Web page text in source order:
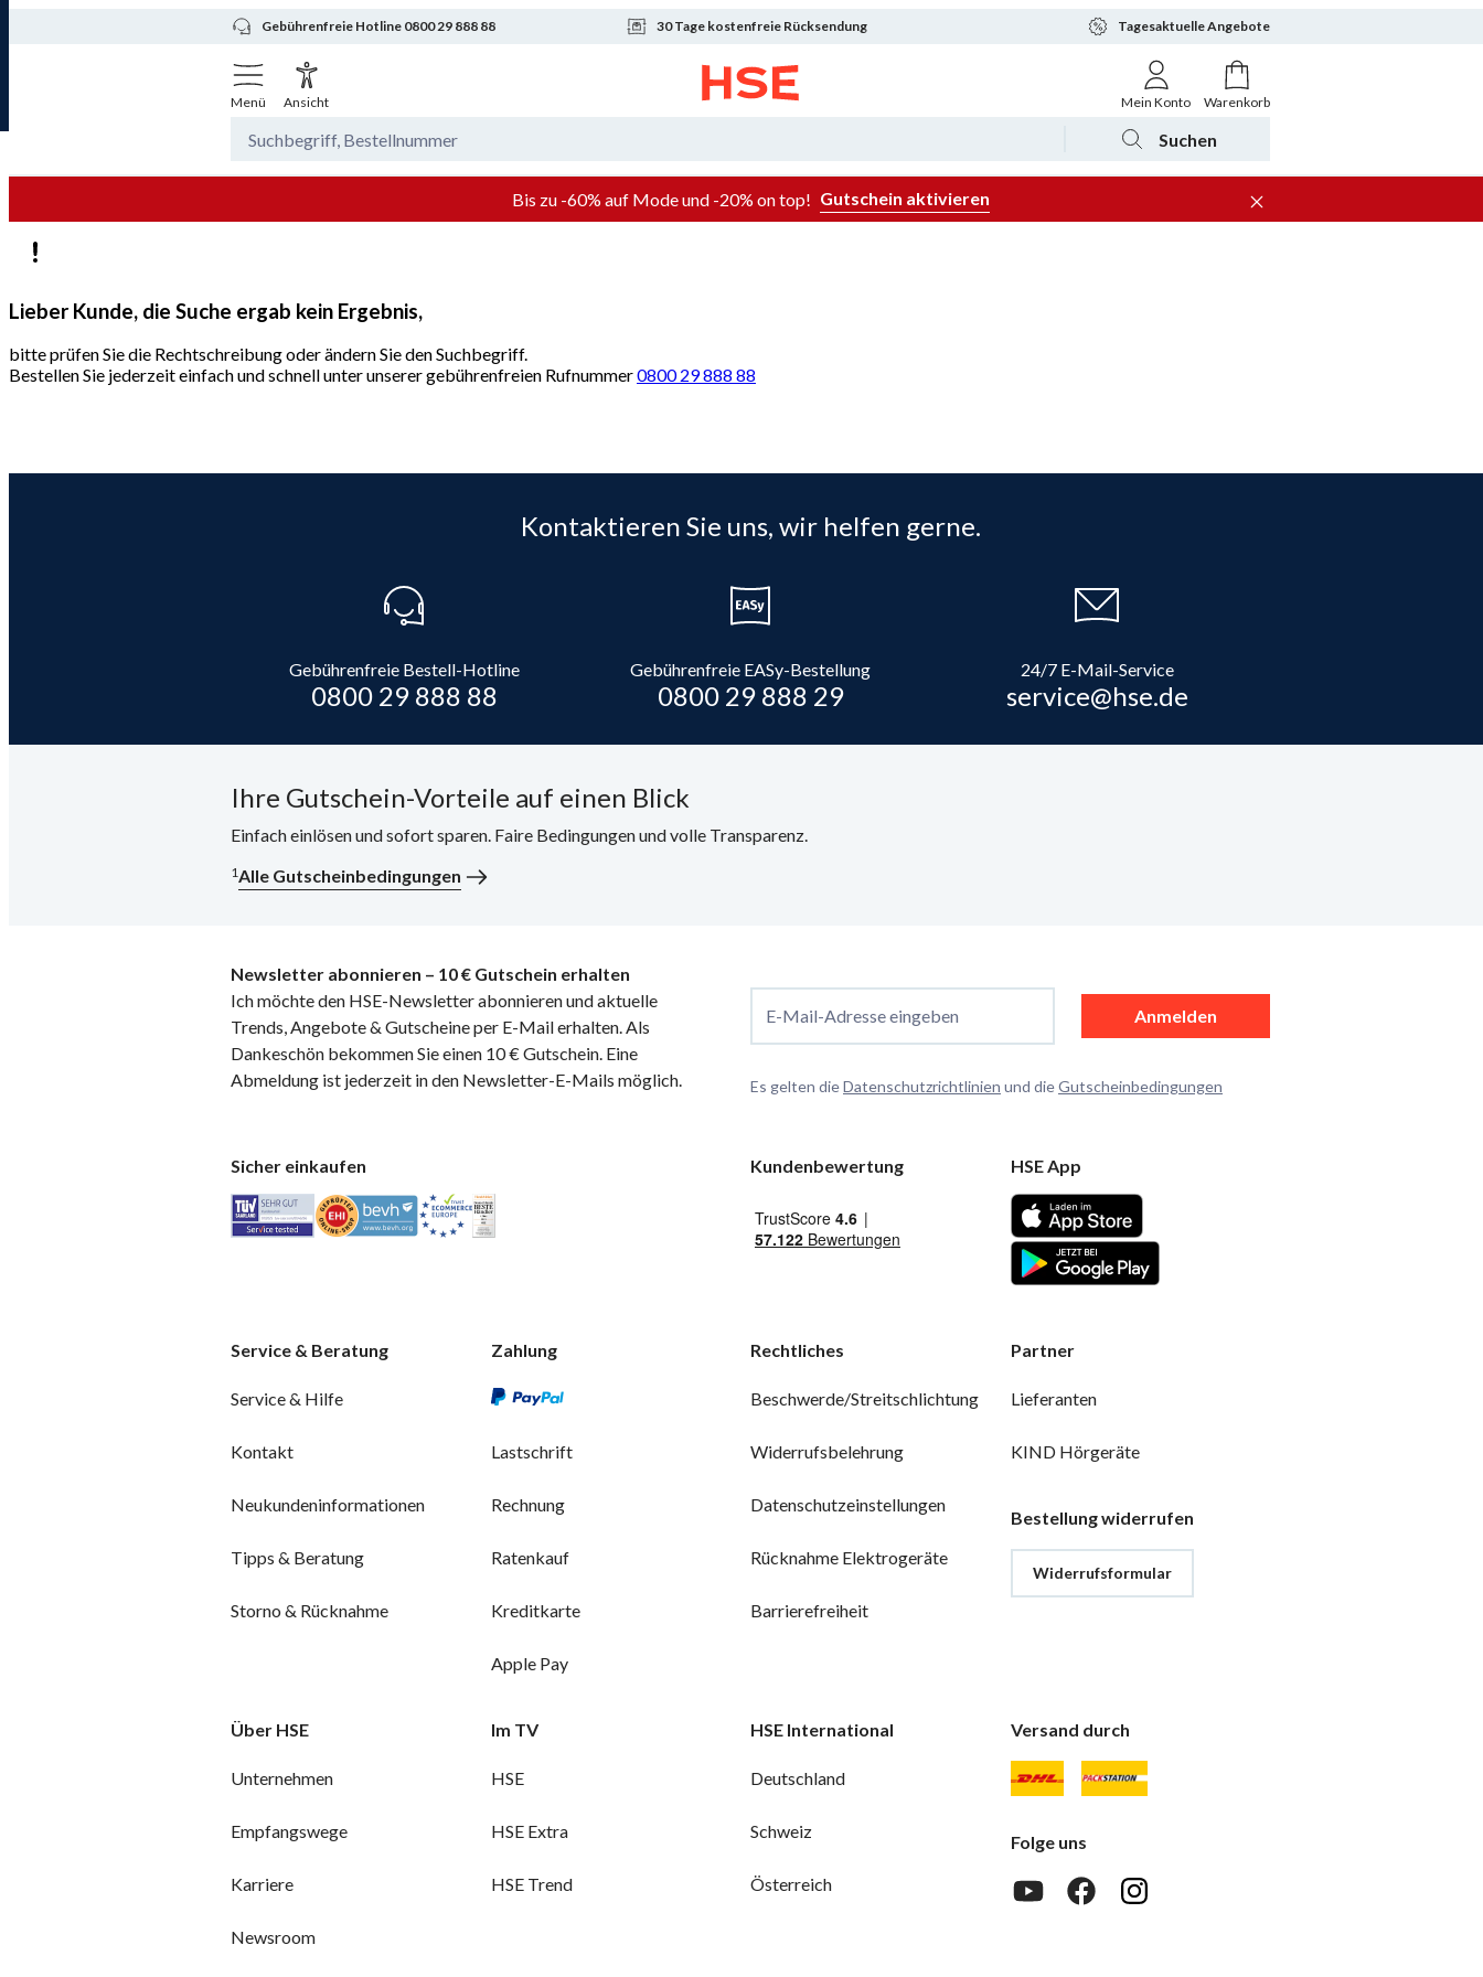
Gebührenfreie Hotline 0800 29 888 88 30 Tage kostenfreie Rücksendung Tagesaktuelle Angebote
Menü Ansicht Mein Konto Warenkorb
Suchen
Bis zu -60% auf Mode und -20% on top! Gutschein aktivieren
Lieber Kunde, die Suche ergab kein Ergebnis,
bitte prüfen Sie die Rechtschreibung oder ändern Sie den Suchbegriff.
Bestellen Sie jederzeit einfach und schnell unter unserer gebührenfreien Rufnummer0800 29 888 88
Kontaktieren Sie uns, wir helfen gerne.
Gebührenfreie Bestell-Hotline
0800 29 888 88
Gebührenfreie EASy-Bestellung
0800 29 888 29
24/7 E-Mail-Service
service@hse.de
Ihre Gutschein-Vorteile auf einen Blick
Einfach einlösen und sofort sparen. Faire Bedingungen und volle Transparenz.
1Alle Gutscheinbedingungen
Newsletter abonnieren – 10 € Gutschein erhalten
Ich möchte den HSE-Newsletter abonnieren und aktuelle
Trends, Angebote & Gutscheine per E-Mail erhalten. Als
Dankeschön bekommen Sie einen 10 € Gutschein. Eine
Abmeldung ist jederzeit in den Newsletter-E-Mails möglich.
E-Mail-Adresse eingeben Anmelden
Es gelten dieDatenschutzrichtlinien und dieGutscheinbedingungen
Sicher einkaufen Kundenbewertung HSE App
Service & Beratung
Service & Hilfe
Kontakt
Neukundeninformationen
Tipps & Beratung
Storno & Rücknahme
Zahlung
Lastschrift
Rechnung
Ratenkauf
Kreditkarte
Apple Pay
Rechtliches
Beschwerde/Streitschlichtung
Widerrufsbelehrung
Datenschutzeinstellungen
Rücknahme Elektrogeräte
Barrierefreiheit
Partner
Lieferanten
KIND Hörgeräte
Bestellung widerrufen
Widerrufsformular
Über HSE
Unternehmen
Empfangswege
Karriere
Newsroom
Im TV
HSE
HSE Extra
HSE Trend
HSE International
Deutschland
Schweiz
Österreich
Versand durch
Folge uns